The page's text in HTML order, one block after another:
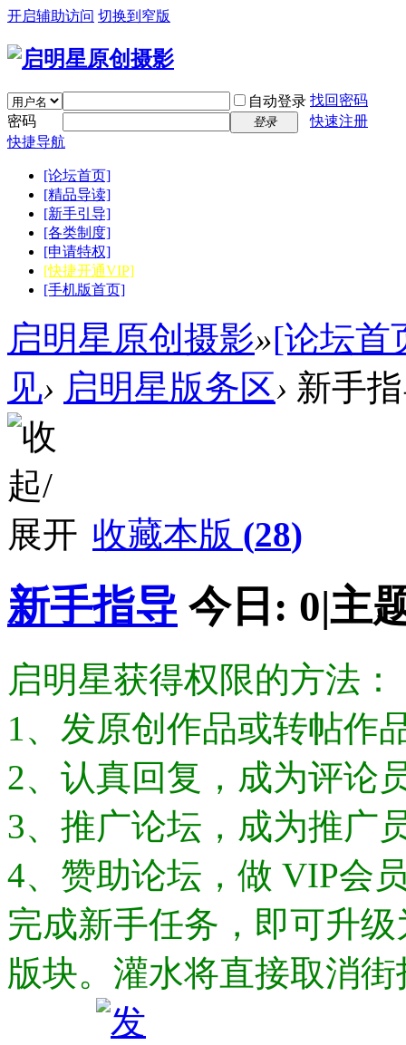
开启辅助访问 切换到窄版
自动登录 找回密码
密码
登录
快速注册
快捷导航
[论坛首页]
[精品导读]
[新手引导]
[各类制度]
[申请特权]
[快捷开通VIP]
[手机版首页]
启明星原创摄影»[论坛首
见› 启明星版务区› 新手
收藏本版 (28)
新手指导 今日: 0|主
启明星获得权限的方法：
1、发原创作品或转帖作
2、认真回复，成为评论
3、推广论坛，成为推广
4、赞助论坛，做 VIP会
完成新手任务，即可升
版块。灌水将直接取消